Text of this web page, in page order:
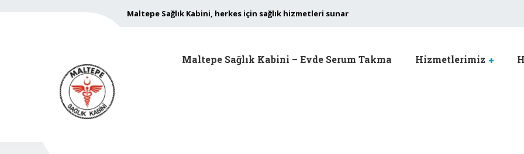
Maltepe Sağlık Kabini, herkes için sağlık hizmetleri sunar
Maltepe Sağlık Kabini – Evde Serum Takma Hizmetlerimiz